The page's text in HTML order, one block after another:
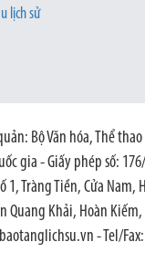
lịch sử
Bộ Văn hóa, Thể
gia - Giấy phép số:
1, Tràng Tiền, Cửa Nam,
Quang Khải, Hoàn Kiếm,
- Tel/